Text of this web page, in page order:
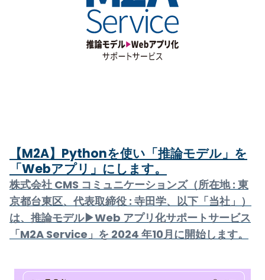
【M2A】Pythonを使い「推論モデル」を
「Webアプリ」にします。
株式会社 CMS コミュニケーションズ（所在地 : 東
京都台東区、代表取締役 : 寺田学、以下「当社」）
は、推論モデル▶Web アプリ化サポートサービス
「M2A Service」を 2024 年10月に開始します。